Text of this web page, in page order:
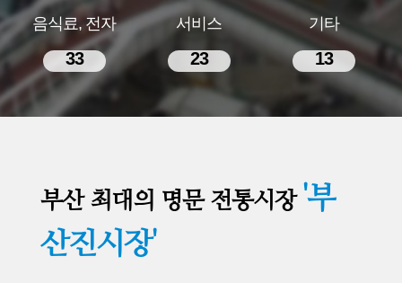
음식료, 전자
33
서비스
23
기타
13
부산 최대의 명문 전통시장 '부
산진시장'